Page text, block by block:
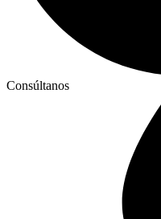
Consúltanos